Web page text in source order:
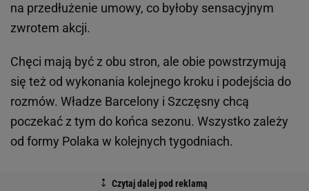
na przedłużenie umowy, co byłoby sensacyjnym
zwrotem akcji.
Chęci mają być z obu stron, ale obie powstrzymują
się też od wykonania kolejnego kroku i podejścia do
rozmów. Władze Barcelony i Szczęsny chcą
poczekać z tym do końca sezonu. Wszystko zależy
od formy Polaka w kolejnych tygodniach.